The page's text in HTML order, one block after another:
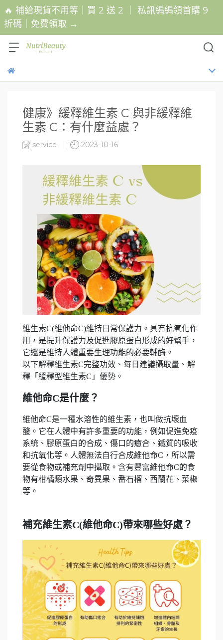
🔥 補給現貨不用等｜買 2 送 2 ｜ 私訊編編領首購 9
折碼｜免費領取 →
健康》緩釋維生素 C 與非緩釋維
生素 C：有什麼益處？
service 2023-10-16
維生素C(維他命C)維持日常保護力。具有抗氧化作
用，是提升保護力及促進膠原蛋白形成的好幫手，
它還是維持人體重要生理功能的必要輔酶。
以下解釋維生素C完整功效、每日建議攝取量、解
釋「緩釋型維生素C」優勢。
維他命C是什麼？
維他命C是一種水溶性的維生素，也叫做抗壞血
酸。它在人體中有許多重要的功能，例如促進免疫
系統、膠原蛋白的合成、傷口的癒合、鐵質的吸收
和抗氧化等。人體無法自行合成維他命C，所以需
要從食物或補充劑中攝取。含有豐富維他命C的食
物有柑橘類水果、奇異果、番石榴、西蘭花、菜椒
等。
補充維生素C(維他命C)帶來哪些好處？